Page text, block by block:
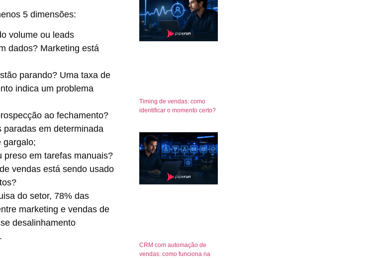
5 dimensões:
volume ou leads
dados? Marketing está
parando? Uma taxa de
indica um problema
ao fechamento?
paradas em determinada
gargalo;
preso em tarefas manuais?
vendas está sendo usado
do setor, 78% das
marketing e vendas de
desalinhamento
Timing de vendas: como
identificar o momento certo?
CRM com automação de
vendas: como funciona na